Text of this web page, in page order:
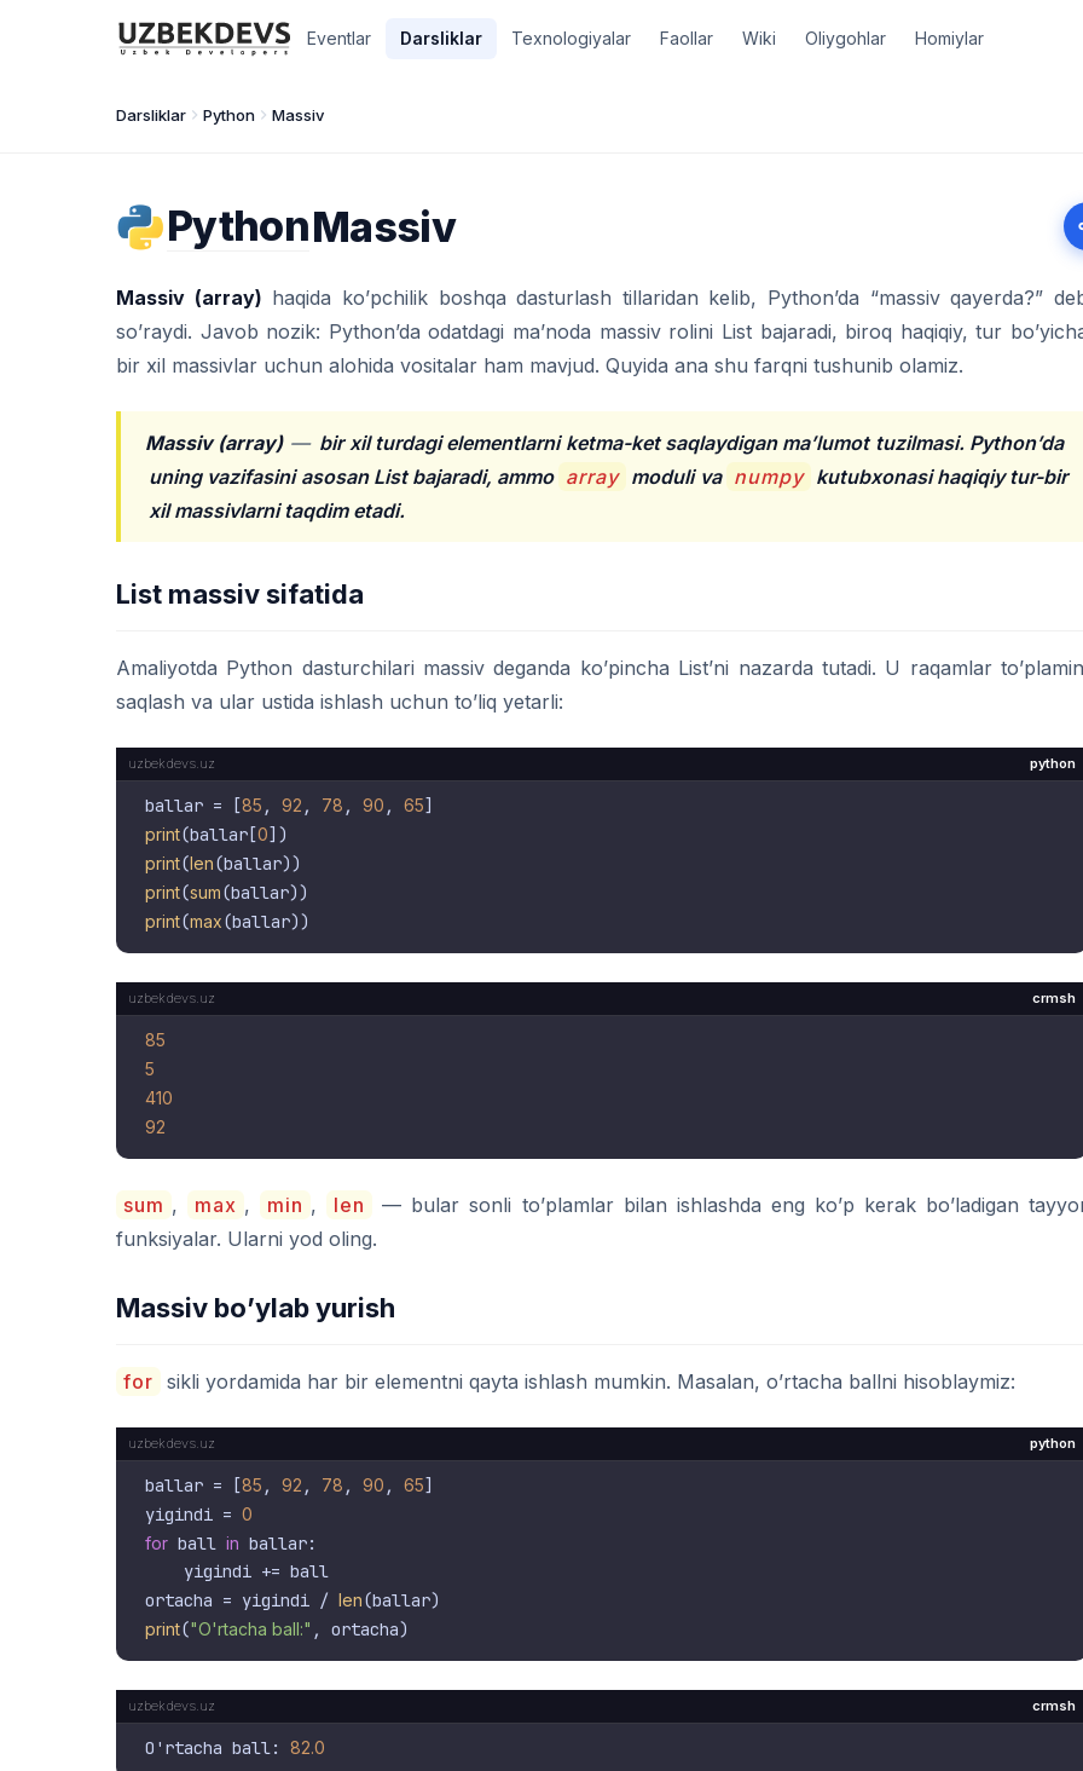
Eventlar Darsliklar Texnologiyalar Faollar Wiki Oliygohlar Homiylar
Darsliklar Python Massiv
PythonMassiv
Massiv (array) haqida ko’pchilik boshqa dasturlash tillaridan kelib, Python’da “massiv qayerda?”
so’raydi. Javob nozik: Python’da odatdagi ma’noda massiv rolini List bajaradi, biroq haqiqiy, tur
bir xil massivlar uchun alohida vositalar ham mavjud. Quyida ana shu farqni tushunib olamiz.
Massiv (array)— bir xil turdagi elementlarni ketma-ket saqlaydigan ma’lumot tuzilmasi. Python’da
uning vazifasini asosan List bajaradi, ammo array moduli va numpy kutubxonasi haqiqiy tur-bir
xil massivlarni taqdim etadi.
List massiv sifatida
Amaliyotda Python dasturchilari massiv deganda ko’pincha List’ni nazarda tutadi. U raqamlar
saqlash va ular ustida ishlash uchun to’liq yetarli:
python
ballar = [85 , 92 , 78 , 90 , 65
print(ballar[0
print(len
print(sum
print(max
crmsh
85
5
410
92
sum , max , min , len
— bular sonli to’plamlar bilan ishlashda eng ko’p kerak bo’ladigan
funksiyalar. Ularni yod oling.
Massiv bo’ylab yurish
for sikli yordamida har bir elementni qayta ishlash mumkin. Masalan, o’rtacha ballni hisoblaymiz:
python
ballar = [85 , 92 , 78 , 90 , 65]
yigindi = 0
for ball in ballar:
    yigindi += ball
ortacha = yigindi / len
print("O'rtacha ball:"
crmsh
O'rtacha ball: 82.0